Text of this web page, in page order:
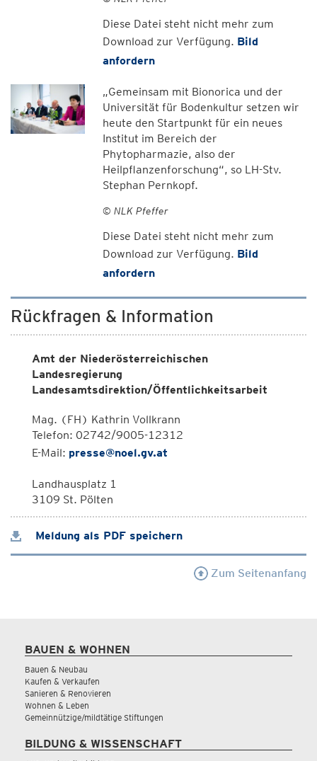
Diese Datei steht nicht mehr zum
Download zur Verfügung. Bild
anfordern
„Gemeinsam mit Bionorica und der
Universität für Bodenkultur setzen wir
heute den Startpunkt für ein neues
Institut im Bereich der
Phytopharmazie, also der
Heilpflanzenforschung“, so LH-Stv.
Stephan Pernkopf.
© NLK Pfeffer
Diese Datei steht nicht mehr zum
Download zur Verfügung. Bild
anfordern
Rückfragen & Information
Amt der Niederösterreichischen
Landesregierung
Landesamtsdirektion/Öffentlichkeitsarbeit
Mag. (FH) Kathrin Vollkrann
Telefon: 02742/9005-12312
E-Mail: presse@noel.gv.at
Landhausplatz 1
3109 St. Pölten
Meldung als PDF speichern
Zum Seitenanfang
BAUEN & WOHNEN
Bauen & Neubau
Kaufen & Verkaufen
Sanieren & Renovieren
Wohnen & Leben
Gemeinnützige/mildtätige Stiftungen
BILDUNG & WISSENSCHAFT